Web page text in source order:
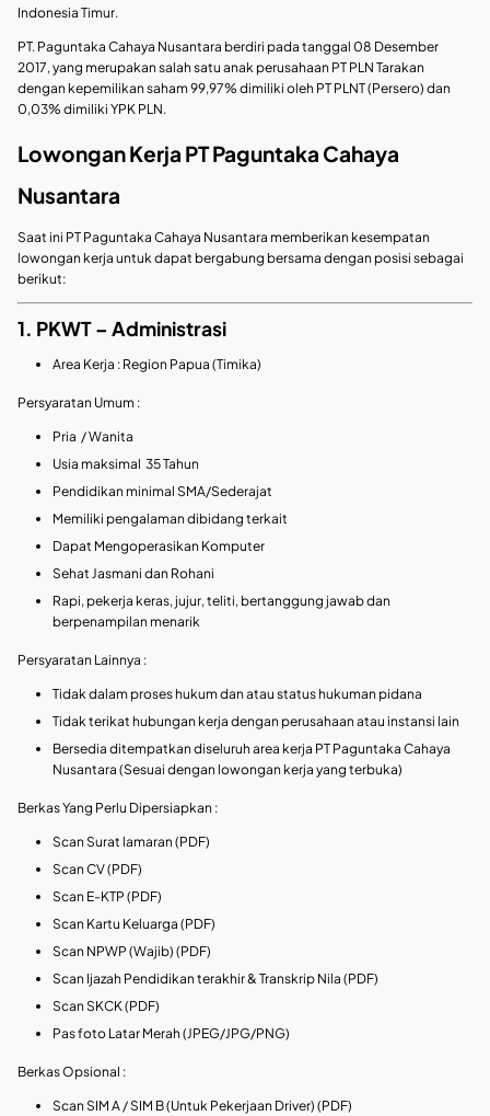
Indonesia Timur.
PT. Paguntaka Cahaya Nusantara berdiri pada tanggal 08 Desember
2017, yang merupakan salah satu anak perusahaan PT PLN Tarakan
dengan kepemilikan saham 99,97% dimiliki oleh PT PLNT (Persero) dan
0,03% dimiliki YPK PLN.
Lowongan Kerja PT Paguntaka Cahaya
Nusantara
Saat ini PT Paguntaka Cahaya Nusantara memberikan kesempatan
lowongan kerja untuk dapat bergabung bersama dengan posisi sebagai
berikut:
1. PKWT – Administrasi
Area Kerja : Region Papua (Timika)
Persyaratan Umum :
Pria / Wanita
Usia maksimal 35 Tahun
Pendidikan minimal SMA/Sederajat
Memiliki pengalaman dibidang terkait
Dapat Mengoperasikan Komputer
Sehat Jasmani dan Rohani
Rapi, pekerja keras, jujur, teliti, bertanggung jawab dan
berpenampilan menarik
Persyaratan Lainnya :
Tidak dalam proses hukum dan atau status hukuman pidana
Tidak terikat hubungan kerja dengan perusahaan atau instansi lain
Bersedia ditempatkan diseluruh area kerja PT Paguntaka Cahaya
Nusantara (Sesuai dengan lowongan kerja yang terbuka)
Berkas Yang Perlu Dipersiapkan :
Scan Surat lamaran (PDF)
Scan CV (PDF)
Scan E-KTP (PDF)
Scan Kartu Keluarga (PDF)
Scan NPWP (Wajib) (PDF)
Scan Ijazah Pendidikan terakhir & Transkrip Nila (PDF)
Scan SKCK (PDF)
Pas foto Latar Merah (JPEG/JPG/PNG)
Berkas Opsional :
Scan SIM A / SIM B (Untuk Pekerjaan Driver) (PDF)